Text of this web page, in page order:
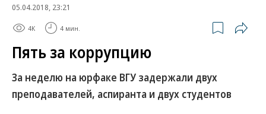
05.04.2018, 23:21
4K 4 мин.
Пять за коррупцию
За неделю на юрфаке ВГУ задержали двух
преподавателей, аспиранта и двух студентов